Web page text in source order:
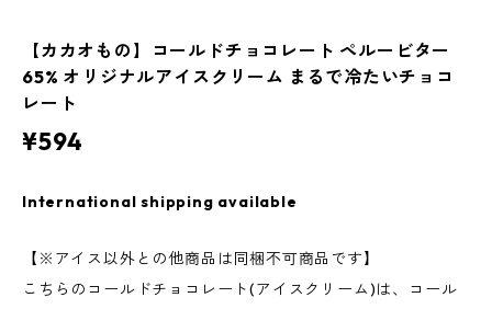
【カカオもの】コールドチョコレート ペルービター
65% オリジナルアイスクリーム まるで冷たいチョコ
レート
¥594
International shipping available
【※アイス以外との他商品は同梱不可商品です】
こちらのコールドチョコレート(アイスクリーム)は、コール